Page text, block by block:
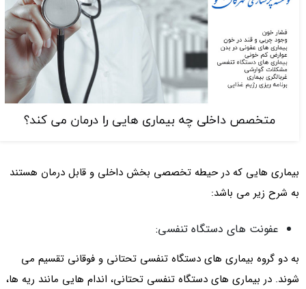
بیماری هایی که در حیطه تخصصی بخش داخلی و قابل درمان هستند
به شرح زیر می باشد:
عفونت های دستگاه تنفسی:
به دو گروه بیماری های دستگاه تنفسی تحتانی و فوقانی تقسیم می
شوند. در بیماری های دستگاه تنفسی تحتانی، اندام هایی مانند ریه ها،